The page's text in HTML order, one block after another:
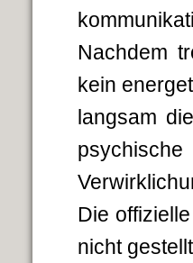
Nachdem
kein
langsam
Die
nicht